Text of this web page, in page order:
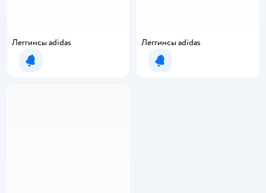
Леггинсы adidas
Уведомить о появлении
Леггинсы adidas
Уведомить о появлении